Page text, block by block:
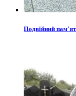
Подвійний